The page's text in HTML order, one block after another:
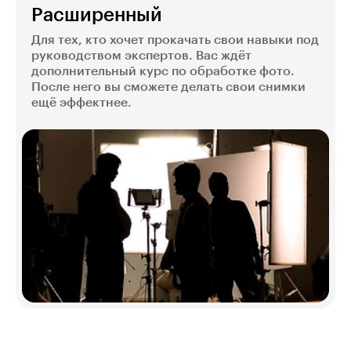
Расширенный
Для тех, кто хочет прокачать свои навыки под
руководством экспертов. Вас ждёт
дополнительный курс по обработке фото.
После него вы сможете делать свои снимки
ещё эффектнее.